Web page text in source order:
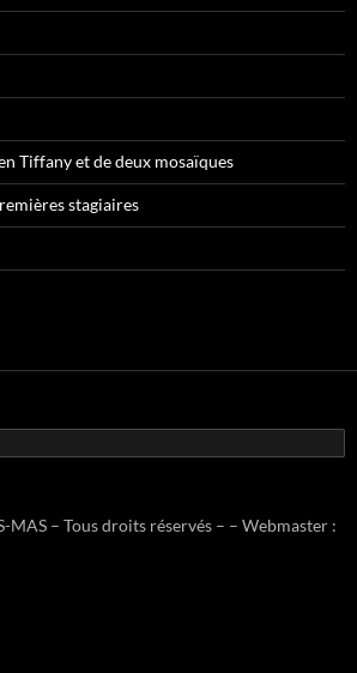
Tiffany et de deux mosaïques
stagiaires
– Tous droits réservés – – Webmaster :